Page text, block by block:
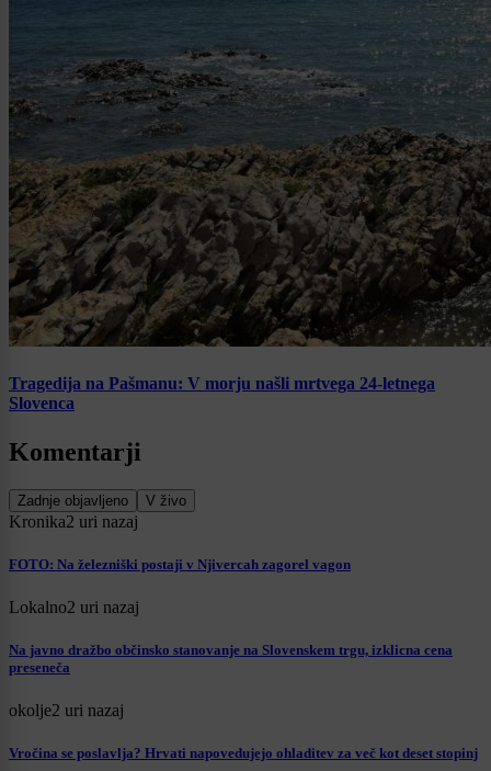
Tragedija na Pašmanu: V morju našli mrtvega 24-letnega
Slovenca
Komentarji
Zadnje objavljeno V živo
Kronika2 uri nazaj
FOTO: Na železniški postaji v Njivercah zagorel vagon
Lokalno2 uri nazaj
Na javno dražbo občinsko stanovanje na Slovenskem trgu, izklicna cena
preseneča
okolje2 uri nazaj
Vročina se poslavlja? Hrvati napovedujejo ohladitev za več kot deset stopinj